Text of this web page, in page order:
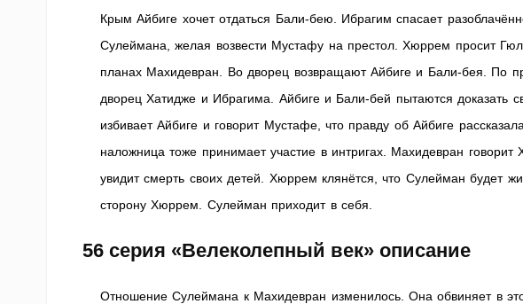
Крым Айбиге хочет отдаться Бали-бею. Ибрагим спасает
Сулеймана, желая возвести Мустафу на престол. Хюррем просит
планах Махидевран. Во дворец возвращают Айбиге и Бали-бея. По
дворец Хатидже и Ибрагима. Айбиге и Бали-бей пытаются доказать
избивает Айбиге и говорит Мустафе, что правду об Айбиге
наложница тоже принимает участие в интригах. Махидевран
увидит смерть своих детей. Хюррем клянётся, что Сулейман будет
сторону Хюррем. Сулейман приходит в себя.
56 серия «Велеколепный век» описание
Отношение Сулеймана к Махидевран изменилось. Она обвиняет в